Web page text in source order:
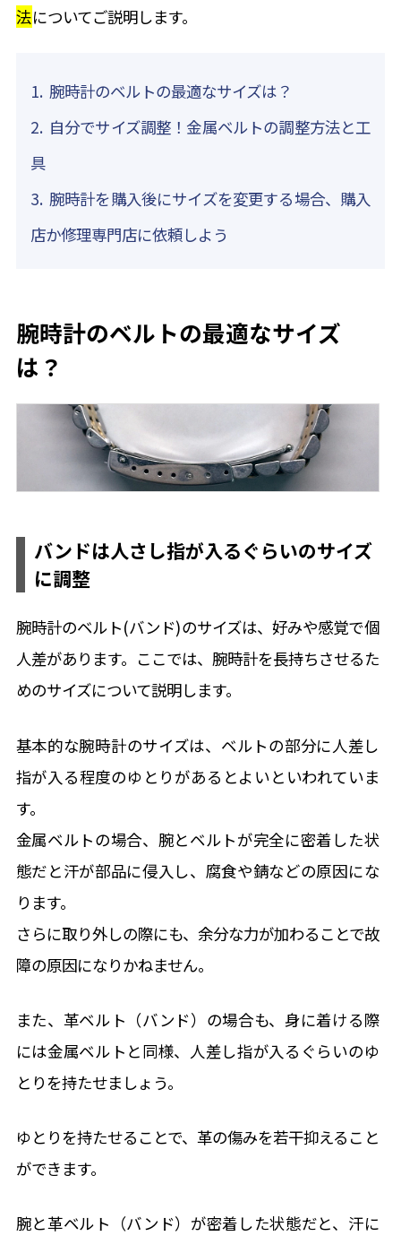
法についてご説明します。
腕時計のベルトの最適なサイズは？
自分でサイズ調整！金属ベルトの調整方法と工
具
腕時計を購入後にサイズを変更する場合、購入
店か修理専門店に依頼しよう
腕時計のベルトの最適なサイズ
は？
バンドは人さし指が入るぐらいのサイズ
に調整
腕時計のベルト(バンド)のサイズは、好みや感覚で個
人差があります。ここでは、腕時計を長持ちさせるた
めのサイズについて説明します。
基本的な腕時計のサイズは、ベルトの部分に人差し
指が入る程度のゆとりがあるとよいといわれていま
す。
金属ベルトの場合、腕とベルトが完全に密着した状
態だと汗が部品に侵入し、腐食や錆などの原因にな
ります。
さらに取り外しの際にも、余分な力が加わることで故
障の原因になりかねません。
また、革ベルト（バンド）の場合も、身に着ける際
には金属ベルトと同様、人差し指が入るぐらいのゆ
とりを持たせましょう。
ゆとりを持たせることで、革の傷みを若干抑えること
ができます。
腕と革ベルト（バンド）が密着した状態だと、汗に